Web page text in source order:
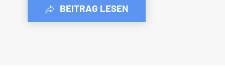
BEITRAG LESEN